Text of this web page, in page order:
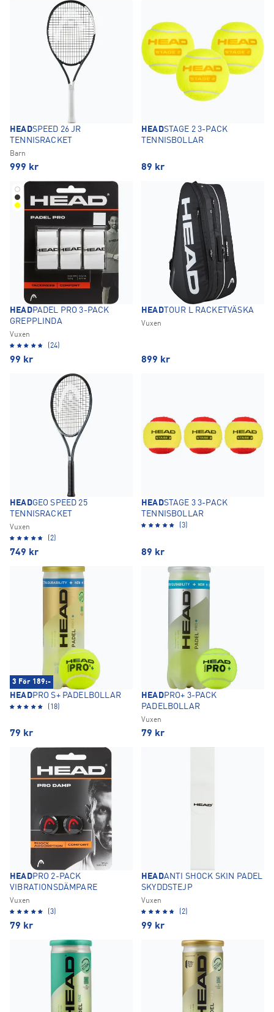
HEADSPEED 26 JR
TENNISRACKET
Barn
999 kr
HEADSTAGE 2 3-PACK
TENNISBOLLAR
89 kr
HEADPADEL PRO 3-PACK
GREPPLINDA
Vuxen
(24)
99 kr
HEADTOUR L RACKETVÄSKA
Vuxen
899 kr
HEADGEO SPEED 25
TENNISRACKET
Vuxen
(2)
749 kr
HEADSTAGE 3 3-PACK
TENNISBOLLAR
(3)
89 kr
3 För 189:-
HEADPRO S+ PADELBOLLAR
(18)
79 kr
HEADPRO+ 3-PACK
PADELBOLLAR
Vuxen
79 kr
HEADPRO 2-PACK
VIBRATIONSDÄMPARE
Vuxen
(3)
79 kr
HEADANTI SHOCK SKIN PADEL
SKYDDSTEJP
Vuxen
(2)
99 kr